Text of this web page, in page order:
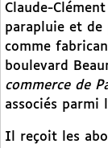
Claude-
parapluie et
comme
boulevard
commerce de
associés parmi
Il reçoit les